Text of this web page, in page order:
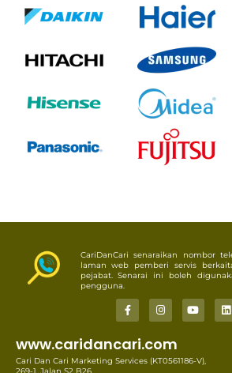
CariDanCari senaraikan nombor
laman web pemberi servis
pejabat. Senarai ini boleh
pengguna.
www.caridancari.com
Cari Dan Cari Marketing Services (KT0561186-V),
269-1, Jalan S2 B26,